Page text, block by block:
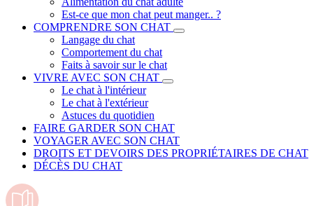
Est-ce que mon chat peut manger.. ?
COMPRENDRE SON CHAT
Langage du chat
Comportement du chat
Faits à savoir sur le chat
VIVRE AVEC SON CHAT
Le chat à l'intérieur
Le chat à l'extérieur
Astuces du quotidien
FAIRE GARDER SON CHAT
VOYAGER AVEC SON CHAT
DROITS ET DEVOIRS DES PROPRIÉTAIRES DE CHAT
DÉCÈS DU CHAT